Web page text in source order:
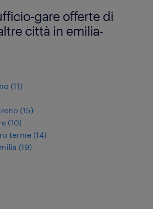
gare offerte di
città in emilia-
(11)
(15)
(10)
terme (14)
(19)